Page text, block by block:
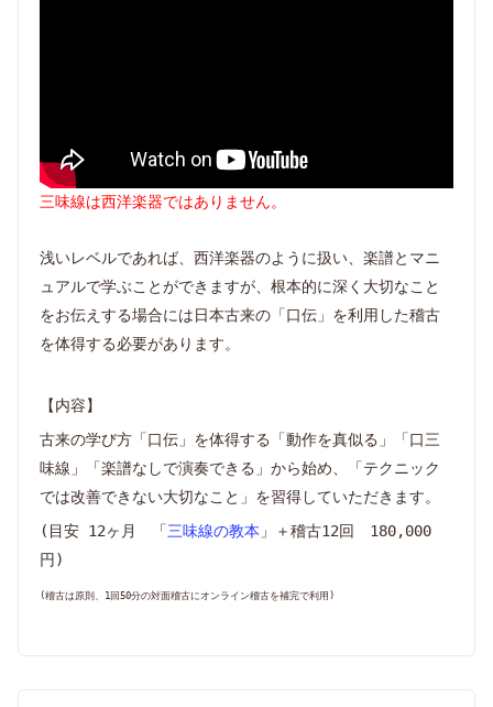
三味線は西洋楽器ではありません。
浅いレベルであれば、西洋楽器のように扱い、楽譜とマニ
ュアルで学ぶことができますが、根本的に深く大切なこと
をお伝えする場合には日本古来の「口伝」を利用した稽古
を体得する必要があります。
【内容】
古来の学び方「口伝」を体得する「動作を真似る」「口三
味線」「楽譜なしで演奏できる」から始め、「テクニック
では改善できない大切なこと」を習得していただきます。
(目安 12ヶ月 「三味線の教本 」＋稽古12回 180,000
円)
(稽古は原則、1回50分の対面稽古にオンライン稽古を補完で利用)